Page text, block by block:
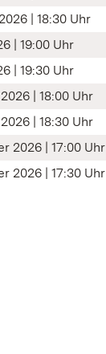
| 18:30 Uhr
| 19:00 Uhr
| 19:30 Uhr
| 18:00 Uhr
| 18:30 Uhr
2026 | 17:00 Uhr
2026 | 17:30 Uhr